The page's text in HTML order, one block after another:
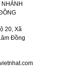
NHÁNH
20, Xã
Đồng